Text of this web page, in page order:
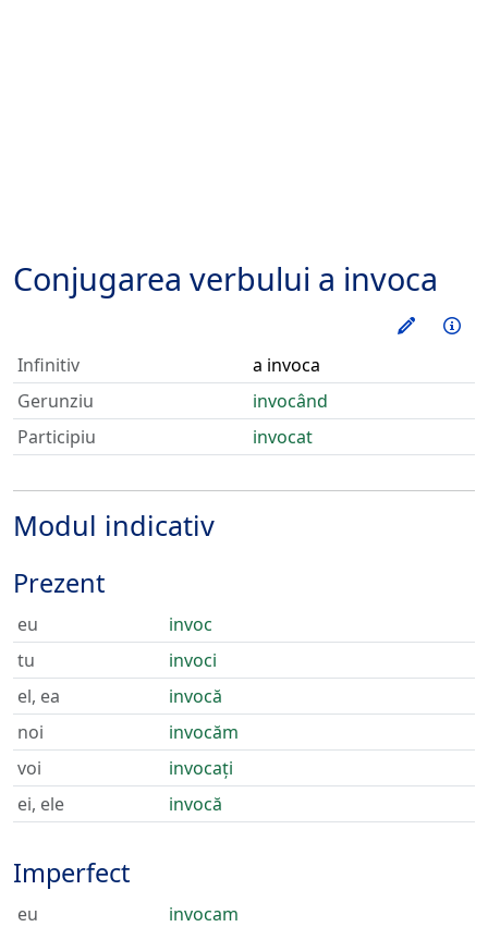
Conjugarea verbului a invoca
Infinitiv
a invoca
Gerunziu
invocând
Participiu
invocat
Modul indicativ
Prezent
eu
invoc
tu
invoci
el, ea
invocă
noi
invocăm
voi
invocați
ei, ele
invocă
Imperfect
eu
invocam